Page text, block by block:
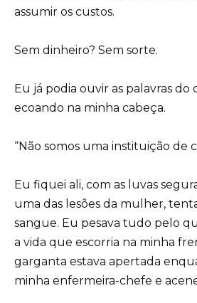
assumir os custos.
Sem dinheiro? Sem sorte.
Eu já podia ouvir as palavras do
ecoando na minha cabeça.
“Não somos uma instituição de
Eu fiquei ali, com as luvas
uma das lesões da mulher,
sangue. Eu pesava tudo pelo
a vida que escorria na minha
garganta estava apertada
minha enfermeira-chefe e